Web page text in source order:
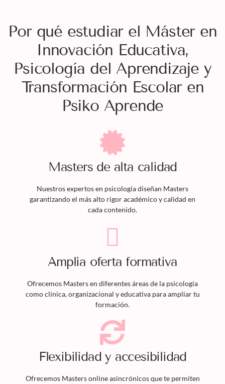
Por qué estudiar el Máster en
Innovación Educativa,
Psicología del Aprendizaje y
Transformación Escolar en
Psiko Aprende
Mastersde alta calidad
Nuestros expertos en psicología diseñan Masters
garantizando el más alto rigor académico y calidad en
cada contenido.
Amplia oferta formativa
Ofrecemos Mastersen diferentes áreas de la psicología
como clínica, organizacional y educativa para ampliar tu
formación.
Flexibilidad y accesibilidad
Ofrecemos Mastersonline asincrónicos que te permiten